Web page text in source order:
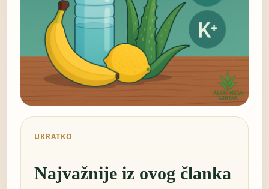
UKRATKO
Najvažnije iz ovog članka